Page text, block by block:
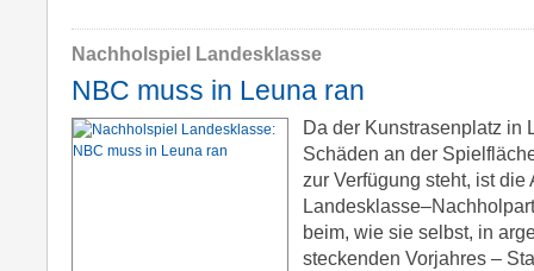
Nachholspiel Landesklasse
NBC muss in Leuna ran
Da der Kunstrasenplatz in
Schäden an der
zur Verfügung steht, ist die
beim, wie sie selbst, in
steckenden Vorjahres –